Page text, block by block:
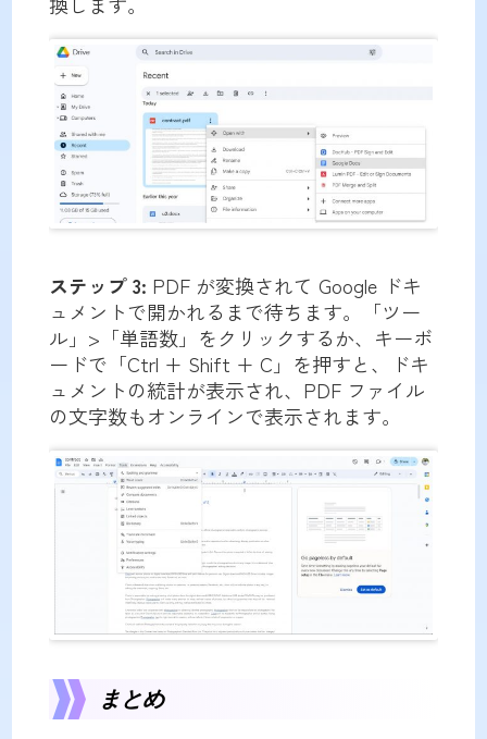
ステップ 3: PDF が変換されて Google ドキ
ュメントで開かれるまで待ちます。「ツー
ル」>「単語数」をクリックするか、キーボ
ードで「Ctrl + Shift + C」を押すと、ドキ
ュメントの統計が表示され、PDF ファイル
の文字数もオンラインで表示されます。
まとめ